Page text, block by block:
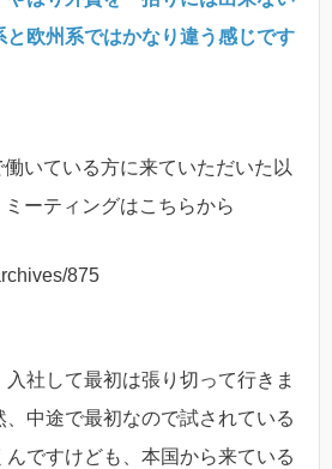
と欧州系ではかなり違う感じです
いている方に来ていただいた以
ミーティングはこちらから
875
入社して最初は張り切って行きま
、中途で最初なので試されている
んですけども、本国から来ている